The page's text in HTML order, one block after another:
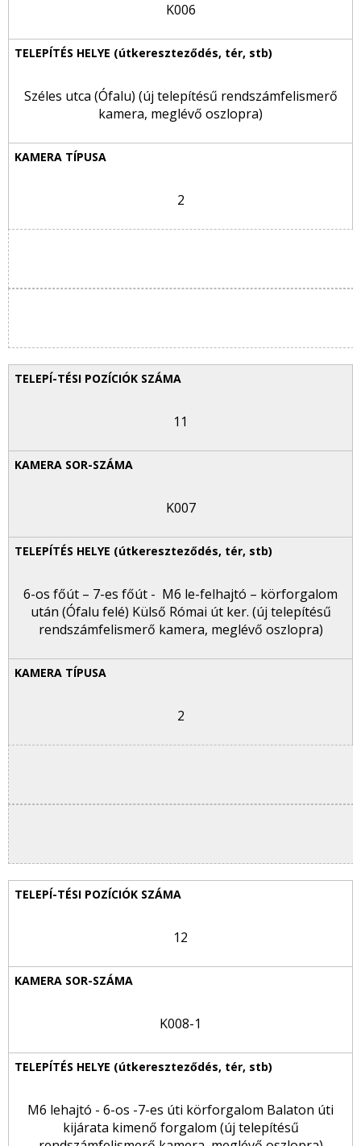
K006
Széles utca (Ófalu) (új telepítésű rendszámfelismerő
kamera, meglévő oszlopra)
2
11
K007
6-os főút – 7-es főút - M6 le-felhajtó – körforgalom
után (Ófalu felé) Külső Római út ker. (új telepítésű
rendszámfelismerő kamera, meglévő oszlopra)
2
12
K008-1
M6 lehajtó - 6-os -7-es úti körforgalom Balaton úti
kijárata kimenő forgalom (új telepítésű